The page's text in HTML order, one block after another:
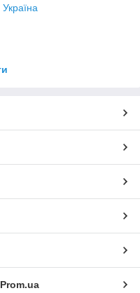
Prom.ua